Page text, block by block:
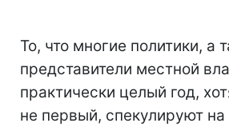
То, что многие политики, а
представители местной
практически целый год,
не первый, спекулируют на